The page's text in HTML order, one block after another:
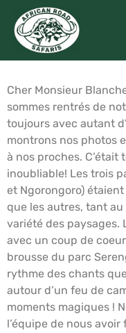
Sébastien GODTS
Dates du voyage :
Cher Monsieur
sommes rentrés de
toujours avec autant
montrons nos photos
à nos proches.
inoubliable! Les trois
et Ngorongoro)
que les autres, tant
variété des paysages.
avec un coup de
brousse du parc
rythme des chants
autour d’un feu de
moments magiques !
l’équipe de nous